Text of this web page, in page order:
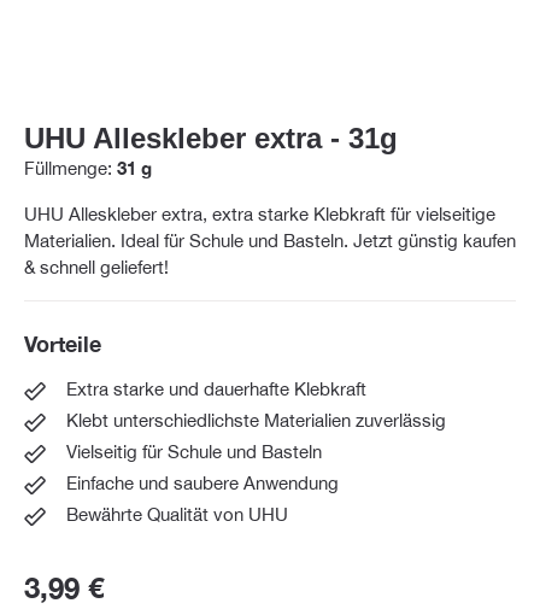
UHU Alleskleber extra - 31g
Füllmenge: 31 g
UHU Alleskleber extra, extra starke Klebkraft für vielseitige
Materialien. Ideal für Schule und Basteln. Jetzt günstig kaufen
& schnell geliefert!
Vorteile
Extra starke und dauerhafte Klebkraft
Klebt unterschiedlichste Materialien zuverlässig
Vielseitig für Schule und Basteln
Einfache und saubere Anwendung
Bewährte Qualität von UHU
3,99 €